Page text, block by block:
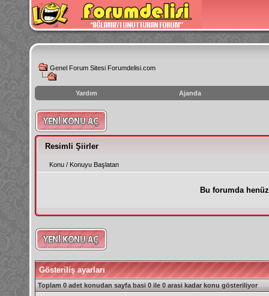
Genel Forum Sitesi Forumdelisi.com
Yardım Ajanda
instagram
izlenme
hilesi
Resimli Şiirler
Konu / Konuyu Başlatan
Bu forumda
Gösteriliş ayarları
Toplam 0 adet konudan sayfa basi 0 ile 0 arasi kadar konu gösteriliyor